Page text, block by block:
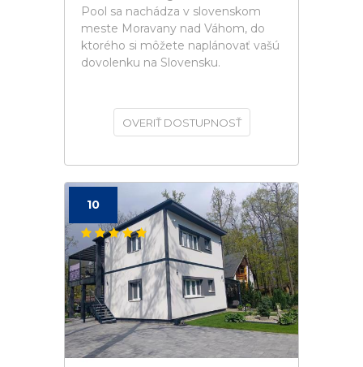
Pool sa nachádza v slovenskom
meste Moravany nad Váhom, do
ktorého si môžete naplánovať vašú
dovolenku na Slovensku.
OVERIŤ DOSTUPNOSŤ
10